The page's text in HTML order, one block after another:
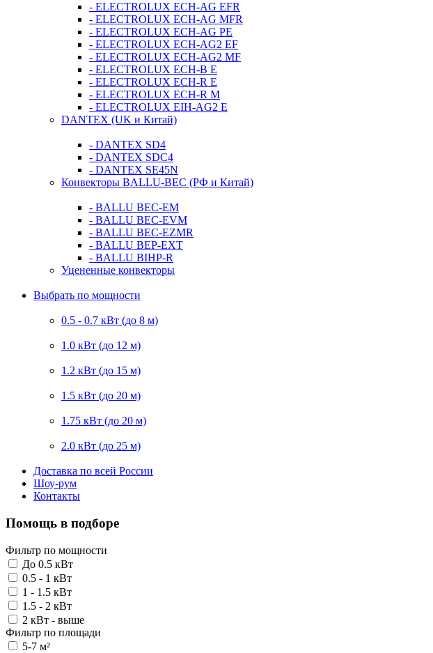
- ELECTROLUX ECH-AG EFR
- ELECTROLUX ECH-AG MFR
- ELECTROLUX ECH-AG PE
- ELECTROLUX ECH-AG2 EF
- ELECTROLUX ECH-AG2 MF
- ELECTROLUX ECH-B E
- ELECTROLUX ECH-R E
- ELECTROLUX ECH-R M
- ELECTROLUX EIH-AG2 E
DANTEX (UK и Китай)
- DANTEX SD4
- DANTEX SDC4
- DANTEX SE45N
Конвекторы BALLU-BEC (РФ и Китай)
- BALLU BEC-EM
- BALLU BEC-EVM
- BALLU BEC-EZMR
- BALLU BEP-EXT
- BALLU BIHP-R
Уцененные конвекторы
Выбрать по мощности
0.5 - 0.7 кВт (до 8 м)
1.0 кВт (до 12 м)
1.2 кВт (до 15 м)
1.5 кВт (до 20 м)
1.75 кВт (до 20 м)
2.0 кВт (до 25 м)
Доставка по всей России
Шоу-рум
Контакты
Помощь в подборе
Фильтр по мощности
До 0.5 кВт
0.5 - 1 кВт
1 - 1.5 кВт
1.5 - 2 кВт
2 кВт - выше
Фильтр по площади
5-7 м²